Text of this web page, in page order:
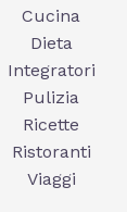
Cucina
Dieta
Integratori
Pulizia
Ricette
Ristoranti
Viaggi